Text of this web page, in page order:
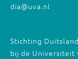
dia@uva.nl
Stichting
bij de Universiteit